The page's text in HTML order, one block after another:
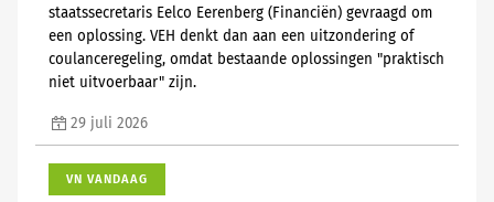
staatssecretaris Eelco Eerenberg (Financiën) gevraagd om
een oplossing. VEH denkt dan aan een uitzondering of
coulanceregeling, omdat bestaande oplossingen "praktisch
niet uitvoerbaar" zijn.
29 juli 2026
VN VANDAAG